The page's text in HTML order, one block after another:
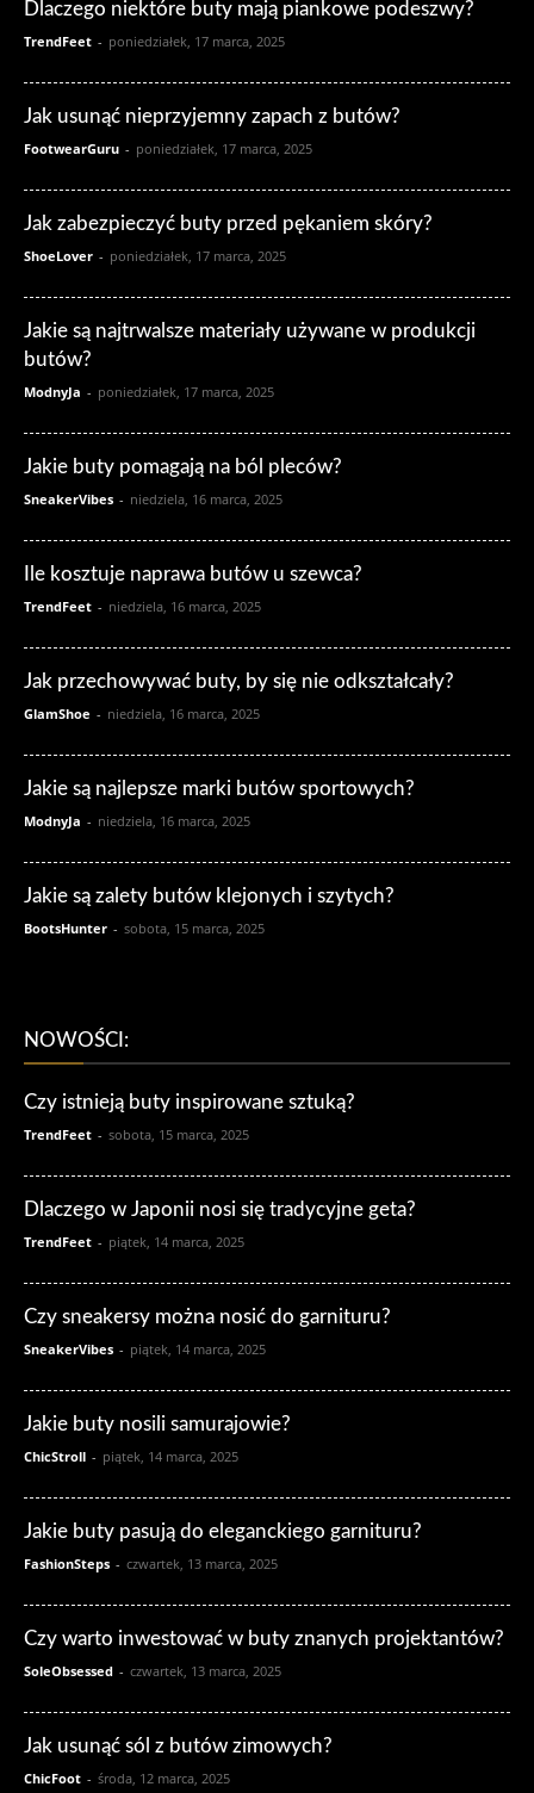
Dlaczego niektóre buty mają piankowe podeszwy?
TrendFeet - poniedziałek, 17 marca, 2025
Jak usunąć nieprzyjemny zapach z butów?
FootwearGuru - poniedziałek, 17 marca, 2025
Jak zabezpieczyć buty przed pękaniem skóry?
ShoeLover - poniedziałek, 17 marca, 2025
Jakie są najtrwalsze materiały używane w produkcji
butów?
ModnyJa - poniedziałek, 17 marca, 2025
Jakie buty pomagają na ból pleców?
SneakerVibes - niedziela, 16 marca, 2025
Ile kosztuje naprawa butów u szewca?
TrendFeet - niedziela, 16 marca, 2025
Jak przechowywać buty, by się nie odkształcały?
GlamShoe - niedziela, 16 marca, 2025
Jakie są najlepsze marki butów sportowych?
ModnyJa - niedziela, 16 marca, 2025
Jakie są zalety butów klejonych i szytych?
BootsHunter - sobota, 15 marca, 2025
NOWOŚCI:
Czy istnieją buty inspirowane sztuką?
TrendFeet - sobota, 15 marca, 2025
Dlaczego w Japonii nosi się tradycyjne geta?
TrendFeet - piątek, 14 marca, 2025
Czy sneakersy można nosić do garnituru?
SneakerVibes - piątek, 14 marca, 2025
Jakie buty nosili samurajowie?
ChicStroll - piątek, 14 marca, 2025
Jakie buty pasują do eleganckiego garnituru?
FashionSteps - czwartek, 13 marca, 2025
Czy warto inwestować w buty znanych projektantów?
SoleObsessed - czwartek, 13 marca, 2025
Jak usunąć sól z butów zimowych?
ChicFoot - środa, 12 marca, 2025